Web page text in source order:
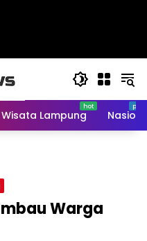
Wisata Lampung
Warga